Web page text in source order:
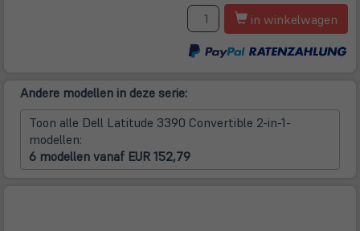
in winkelwagen
Andere modellen in deze serie:
Toon alle Dell Latitude 3390 Convertible 2-in-1-
modellen:
6 modellen vanaf EUR 152,79